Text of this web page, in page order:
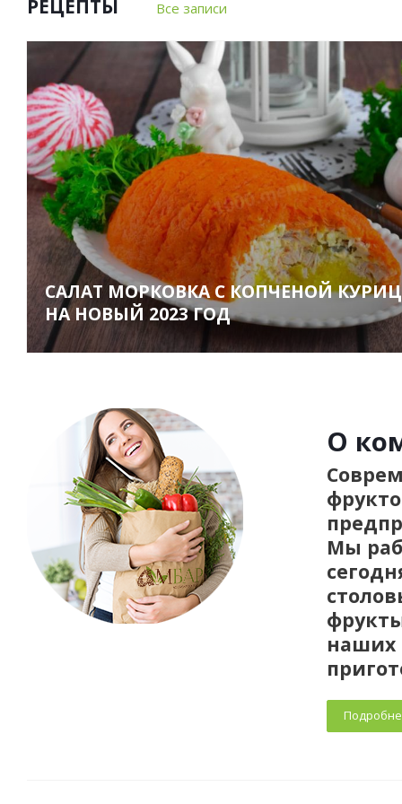
РЕЦЕПТЫ Все записи
САЛАТ МОРКОВКА С КОПЧЕНОЙ
НА НОВЫЙ 2023 ГОД
О
Мы
наших